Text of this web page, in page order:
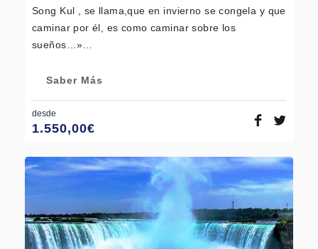
Song Kul , se llama,que en invierno se congela y que
caminar por él, es como caminar sobre los
sueños…»…
Saber Más
desde
1.550,00€